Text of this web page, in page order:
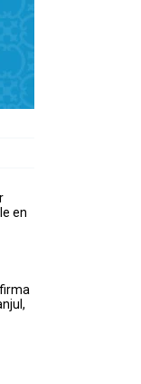
en